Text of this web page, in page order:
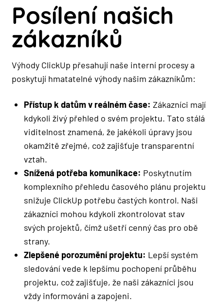
Posílení našich
zákazníků
Výhody ClickUp přesahují naše interní procesy a
poskytují hmatatelné výhody našim zákazníkům:
Přístup k datům v reálném čase: Zákazníci mají
kdykoli živý přehled o svém projektu. Tato stálá
viditelnost znamená, že jakékoli úpravy jsou
okamžitě zřejmé, což zajišťuje transparentní
vztah.
Snížená potřeba komunikace: Poskytnutím
komplexního přehledu časového plánu projektu
snižuje ClickUp potřebu častých kontrol. Naši
zákazníci mohou kdykoli zkontrolovat stav
svých projektů, čímž ušetří cenný čas pro obě
strany.
Zlepšené porozumění projektu: Lepší systém
sledování vede k lepšímu pochopení průběhu
projektu, což zajišťuje, že naši zákazníci jsou
vždy informováni a zapojeni.